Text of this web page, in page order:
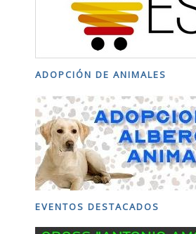
ADOPCIÓN DE ANIMALES
EVENTOS DESTACADOS